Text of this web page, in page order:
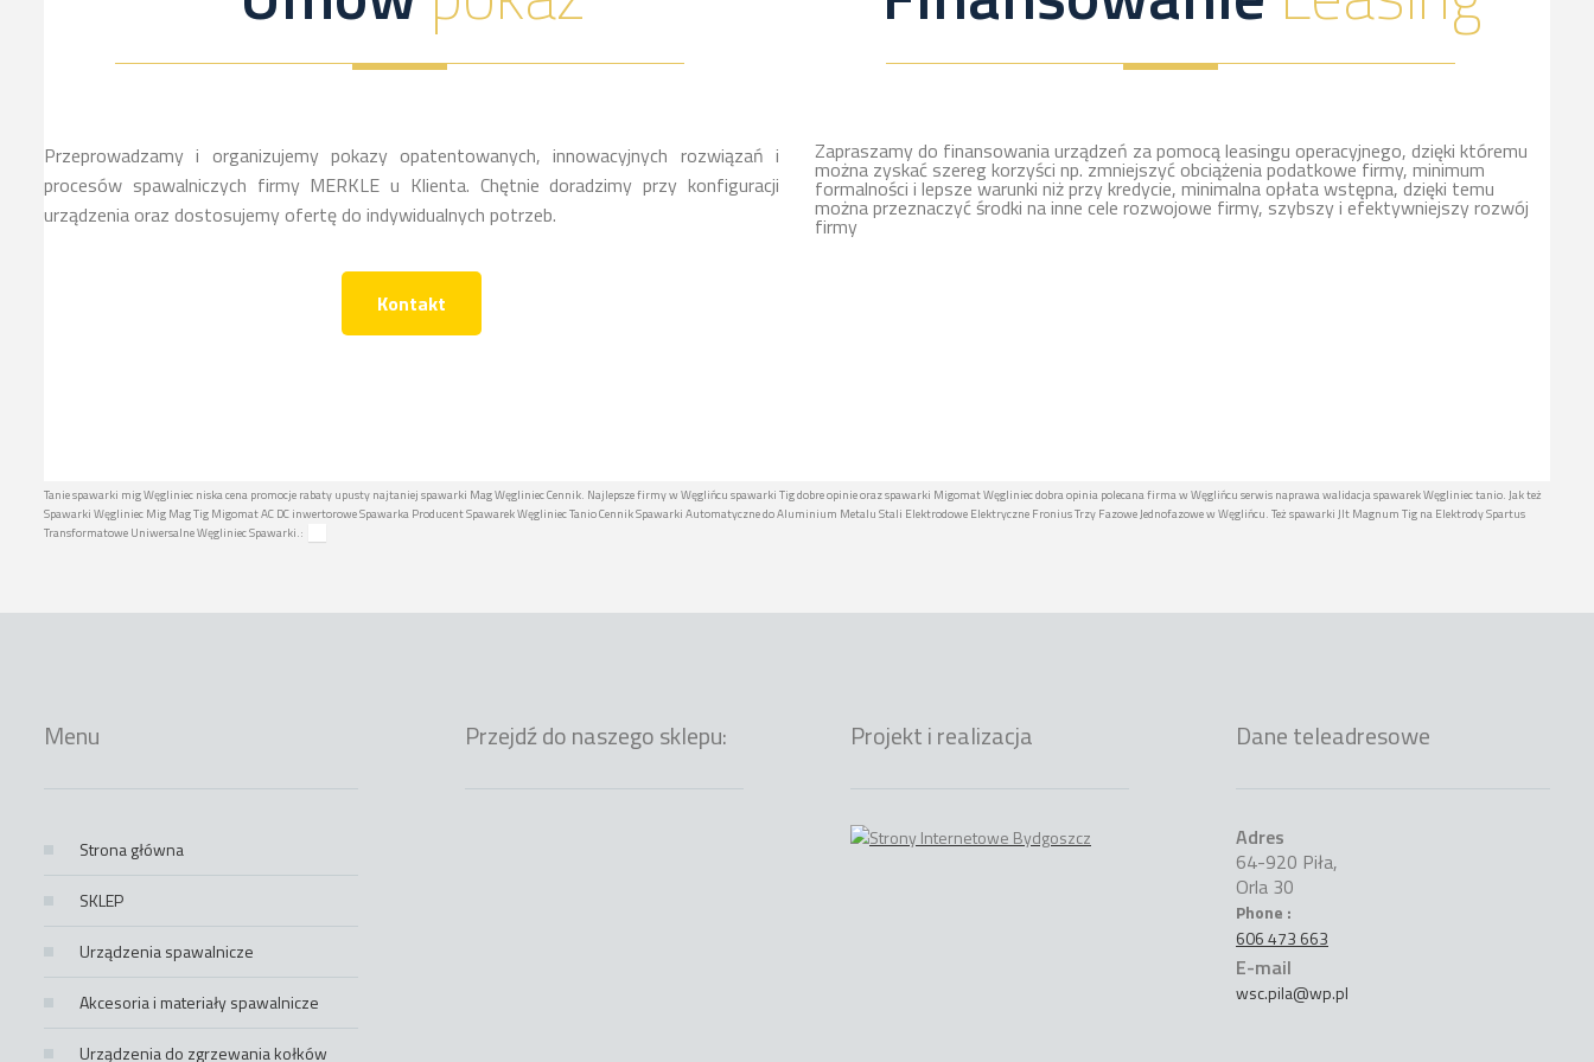
Przeprowadzamy i organizujemy pokazy opatentowanych, innowacyjnych rozwiązań i
procesów spawalniczych firmy MERKLE u Klienta. Chętnie doradzimy przy konfiguracji
urządzenia oraz dostosujemy ofertę do indywidualnych potrzeb.
Kontakt
Zapraszamy do finansowania urządzeń za pomocą leasingu operacyjnego, dzięki któremu
można zyskać szereg korzyści np. zmniejszyć obciążenia podatkowe firmy, minimum
formalności i lepsze warunki niż przy kredycie, minimalna opłata wstępna, dzięki temu
można przeznaczyć środki na inne cele rozwojowe firmy, szybszy i efektywniejszy rozwój
firmy
Tanie spawarki mig Węgliniec niska cena promocje rabaty upusty najtaniej spawarki Mag Węgliniec Cennik. Najlepsze firmy w Węglińcu spawarki Tig dobre opinie oraz spawarki Migomat Węgliniec dobra opinia polecana firma w Węglińcu serwis naprawa walidacja spawarek Węgliniec tanio. Jak też
Spawarki Węgliniec Mig Mag Tig Migomat AC DC inwertorowe Spawarka Producent Spawarek Węgliniec Tanio Cennik Spawarki Automatyczne do Aluminium Metalu Stali Elektrodowe Elektryczne Fronius Trzy Fazowe Jednofazowe w Węglińcu. Też spawarki Jlt Magnum Tig na Elektrody Spartus
Transformatowe Uniwersalne Węgliniec Spawarki.:
Menu
Strona główna
SKLEP
Urządzenia spawalnicze
Akcesoria i materiały spawalnicze
Urządzenia do zgrzewania kołków
Przejdź do naszego sklepu: Projekt i realizacja Dane teleadresowe
Adres
64-920 Piła,
Orla 30
Phone :
606 473 663
E-mail
wsc.pila@wp.pl